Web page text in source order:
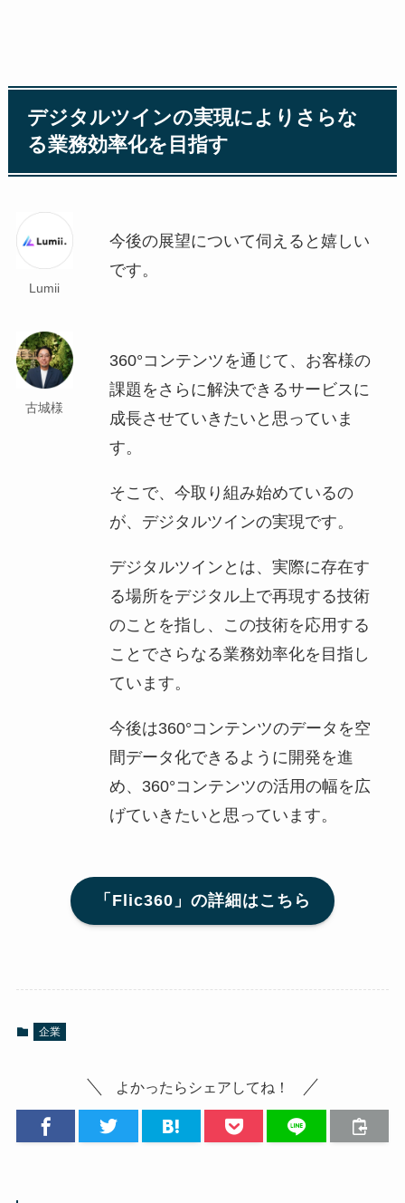
デジタルツインの実現によりさらな
る業務効率化を目指す
Lumii
今後の展望について伺えると嬉しい
です。
古城様
360°コンテンツを通じて、お客様の
課題をさらに解決できるサービスに
成長させていきたいと思っていま
す。
そこで、今取り組み始めているの
が、デジタルツインの実現です。
デジタルツインとは、実際に存在す
る場所をデジタル上で再現する技術
のことを指し、この技術を応用する
ことでさらなる業務効率化を目指し
ています。
今後は360°コンテンツのデータを空
間データ化できるように開発を進
め、360°コンテンツの活用の幅を広
げていきたいと思っています。
「Flic360」の詳細はこちら
企業
よかったらシェアしてね！